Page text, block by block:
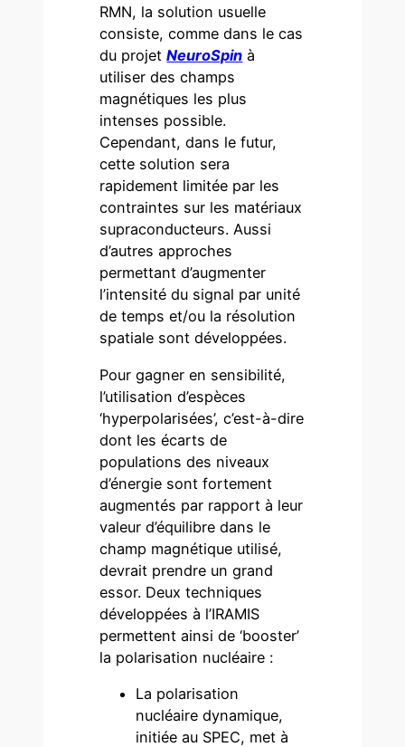
RMN, la solution usuelle
consiste, comme dans le cas
du projetNeuroSpin à
utiliser des champs
magnétiques les plus
intenses possible.
Cependant, dans le futur,
cette solution sera
rapidement limitée par les
contraintes sur les matériaux
supraconducteurs. Aussi
d’autres approches
permettant d’augmenter
l’intensité du signal par unité
de temps et/ou la résolution
spatiale sont développées.
Pour gagner en sensibilité,
l’utilisation d’espèces
‘hyperpolarisées’, c’est-à-dire
dont les écarts de
populations des niveaux
d’énergie sont fortement
augmentés par rapport à leur
valeur d’équilibre dans le
champ magnétique utilisé,
devrait prendre un grand
essor. Deux techniques
développées à l’IRAMIS
permettent ainsi de ‘booster’
la polarisation nucléaire :
La polarisation
nucléaire dynamique,
initiée au SPEC, met à